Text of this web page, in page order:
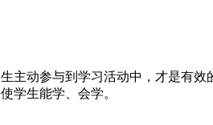
动参与到学习活动中，才是有
学生能学、会学。